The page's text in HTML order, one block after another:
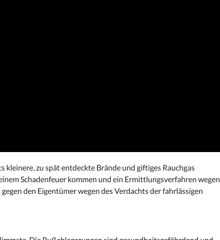
zu spät entdeckte Brände und giftiges Rauchgas
Schadenfeuer kommen und ein Ermittlungsverfahren wegen
den Eigentümer wegen des Verdachts der fahrlässigen